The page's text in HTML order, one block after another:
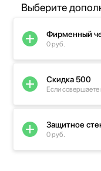
Выберите
Фирменный
0 руб.
Скидка 500
Если совершаете
Защитное
0 руб.